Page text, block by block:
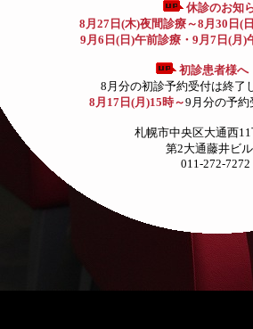
休診のお知
8月27日(木)夜間診療～8月30日(
9月6日(日)午前診療・9月7日(月)
初診患者様へ
8月分の初診予約受付は
8月17日(月)15時～9月分の予約
札幌市中央区大通西11
第2大通藤井ビ
011-272-7272